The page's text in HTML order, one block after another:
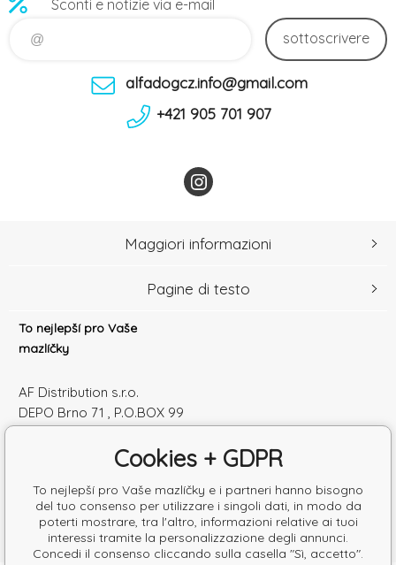
Sconti e notizie via e-mail
sottoscrivere
alfadogcz.info@gmail.com
+421 905 701 907
To nejlepší pro Vaše
mazlíčky
AF Distribution s.r.o.
DEPO Brno 71 , P.O.BOX 99
Česká republika
Partita IVA: SK2120864328
Maggiori informazioni
Pagine di testo
Cookies + GDPR
To nejlepší pro Vaše mazlíčky e i partneri hanno bisogno
del tuo consenso per utilizzare i singoli dati, in modo da
poterti mostrare, tra l'altro, informazioni relative ai tuoi
interessi tramite la personalizzazione degli annunci.
Concedi il consenso cliccando sulla casella "Sì, accetto".